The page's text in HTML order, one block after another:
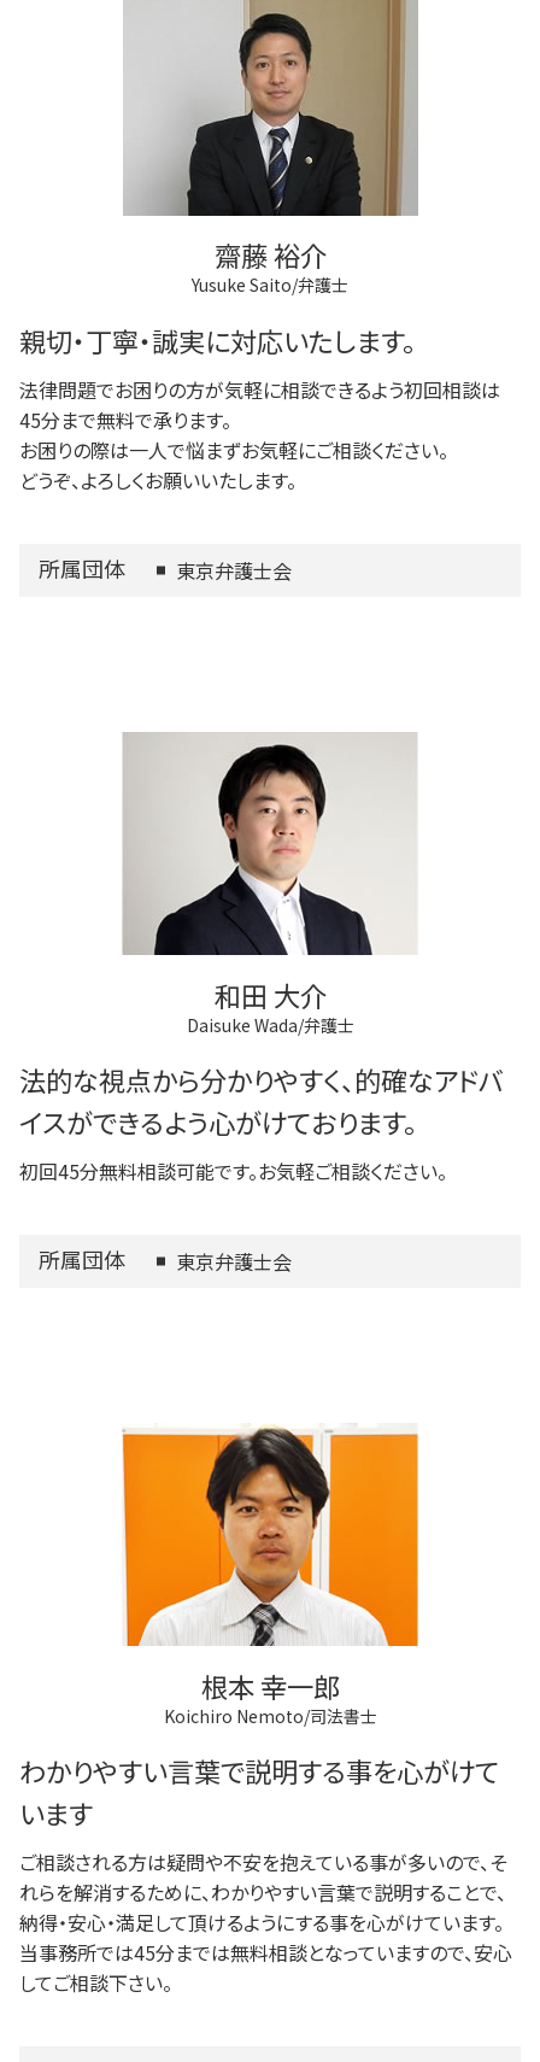
任意後見制度 権利
成年後見制度 費用
不動産登記 売主
法人登記 個人事業主
商業登記 不動産登記 違い
狛江市 不動産トラブル
多摩市 不動産トラブル
稲城市 離婚 相談
狛江市 離婚 相談
府中市 不動産トラブル
狛江市 借金問題
齋藤 裕介
Yusuke Saito/弁護士
親切・丁寧・誠実に対応いたします。
法律問題でお困りの方が気軽に相談できるよう初回相談は
45分まで無料で承ります。
お困りの際は一人で悩まずお気軽にご相談ください。
どうぞ、よろしくお願いいたします。
所属団体 東京弁護士会
和田 大介
Daisuke Wada/弁護士
法的な視点から分かりやすく、的確なアドバ
イスができるよう心がけております。
初回45分無料相談可能です。お気軽ご相談ください。
所属団体 東京弁護士会
根本 幸一郎
Koichiro Nemoto/司法書士
わかりやすい言葉で説明する事を心がけて
います
ご相談される方は疑問や不安を抱えている事が多いので、そ
れらを解消するために、わかりやすい言葉で説明することで、
納得・安心・満足して頂けるようにする事を心がけています。
当事務所では45分までは無料相談となっていますので、安心
してご相談下さい。